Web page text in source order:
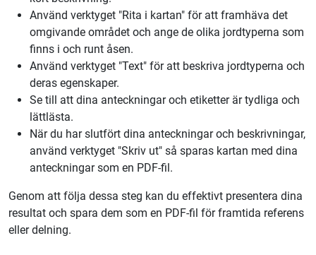
Använd verktyget "Rita i kartan" för att framhäva det
omgivande området och ange de olika jordtyperna som
finns i och runt åsen.
Använd verktyget "Text" för att beskriva jordtyperna och
deras egenskaper.
Se till att dina anteckningar och etiketter är tydliga och
lättlästa.
När du har slutfört dina anteckningar och beskrivningar,
använd verktyget "Skriv ut" så sparas kartan med dina
anteckningar som en PDF-fil.
Genom att följa dessa steg kan du effektivt presentera dina
resultat och spara dem som en PDF-fil för framtida referens
eller delning.